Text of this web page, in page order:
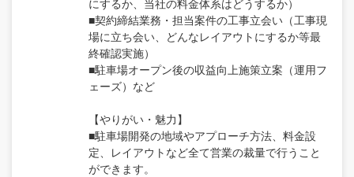
にするか、当社の料金体系はどうするか）
■契約締結業務・担当案件の工事立会い（工事現
場に立ち会い、どんなレイアウトにするか等最
終確認実施）
■駐車場オープン後の収益向上施策立案（運用フ
ェーズ）など
【やりがい・魅力】
■駐車場開発の地域やアプローチ方法、料金設
定、レイアウトなど全て営業の裁量で行うこと
ができます。